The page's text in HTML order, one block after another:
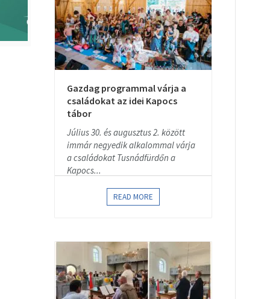
Gazdag programmal várja a
családokat az idei Kapocs
tábor
Július 30. és augusztus 2. között
immár negyedik alkalommal várja
a családokat Tusnádfürdőn a
Kapocs...
READ MORE